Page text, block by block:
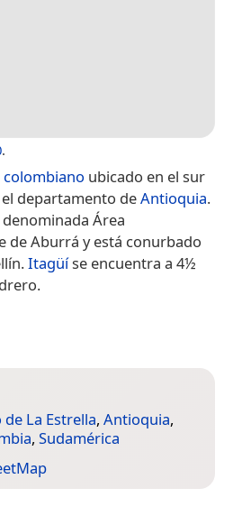
.
colombiano ubicado en el sur
departamento deAntioquia.
Área
de Aburrá y está conurbado
Itagüíse encuentra a 4½
La Estrella, Antioquia,
, Sudamérica